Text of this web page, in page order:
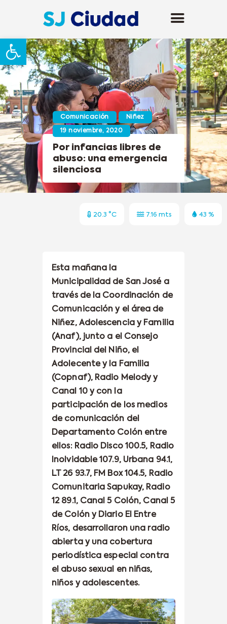
Abrir barra de herramientas
Comunicación Niñez
19 noviembre, 2020
Por infancias libres de
abuso: una emergencia
silenciosa
20.3 °C 7.16 mts 43 %
Esta mañana la
Municipalidad de San José a
través de la Coordinación de
Comunicación y el área de
Niñez, Adolescencia y Familia
(Anaf), junto a el Consejo
Provincial del Niño, el
Adolecente y la Familia
(Copnaf), Radio Melody y
Canal 10 y con la
participación de los medios
de comunicación del
Departamento Colón entre
ellos: Radio Disco 100.5, Radio
Inolvidable 107.9, Urbana 94.1,
LT 26 93.7, FM Box 104.5, Radio
Comunitaria Sapukay, Radio
12 89.1, Canal 5 Colón, Canal 5
de Colón y Diario El Entre
Ríos, desarrollaron una radio
abierta y una cobertura
periodística especial contra
el abuso sexual en niñas,
niños y adolescentes.